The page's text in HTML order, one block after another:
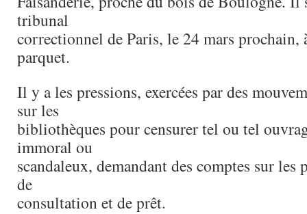
tribunal
correctionnel de Paris, le 24 mars prochain,
parquet.
Il y a les pressions, exercées par des
sur les
bibliothèques pour censurer tel ou tel
immoral ou
scandaleux, demandant des comptes sur les
de
consultation et de prêt.